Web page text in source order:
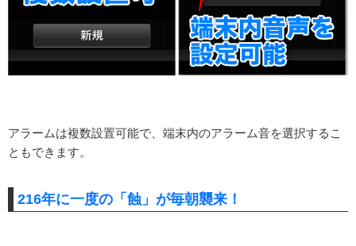
アラームは複数設置可能で、端末内のアラーム音を選択するこ
ともできます。
216年に一度の「蝕」が毎朝襲来！